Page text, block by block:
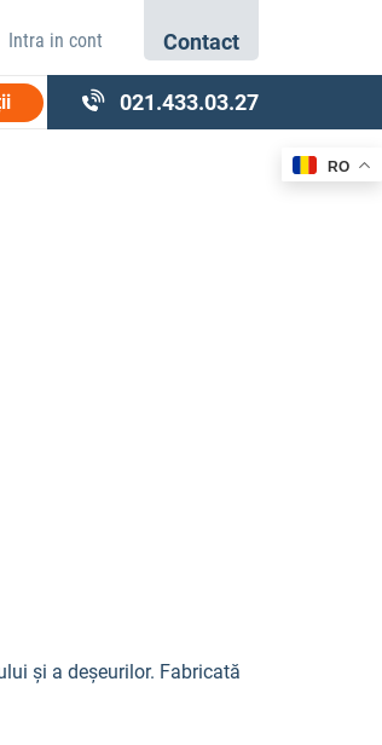
Intra in cont Contact
021.433.03.27
și a deșeurilor. Fabricată
RO